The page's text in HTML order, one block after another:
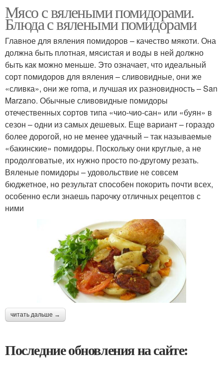
Мясо с вялеными помидорами.
Блюда с вялеными помидорами
Главное для вяления помидоров – качество мякоти. Она
должна быть плотная, мясистая и воды в ней должно
быть как можно меньше. Это означает, что идеальный
сорт помидоров для вяления – сливовидные, они же
«сливка», они же roma, и лучшая их разновидность – San
Marzano. Обычные сливовидные помидоры
отечественных сортов типа «чио-чио-сан» или «буян» в
сезон – одни из самых дешевых. Еще вариант – гораздо
более дорогой, но не менее удачный – так называемые
«бакинские» помидоры. Поскольку они круглые, а не
продолговатые, их нужно просто по-другому резать.
Вяленые помидоры – удовольствие не совсем
бюджетное, но результат способен покорить почти всех,
особенно если знаешь парочку отличных рецептов с
ними
читать дальше →
Последние обновления на сайте: